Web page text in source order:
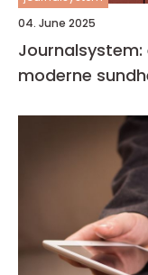
04. June 2025
moderne